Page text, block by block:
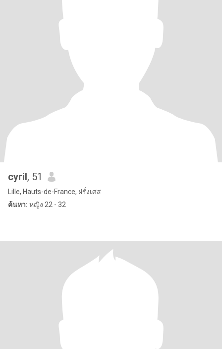
cyril, 51
Lille, Hauts-de-France, ฝรั่งเศส
ค้นหา: หญิง 22 - 32